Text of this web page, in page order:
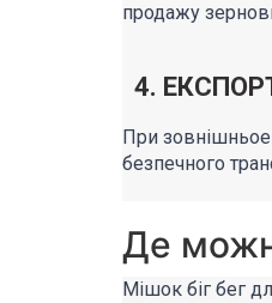
продажу
4.
При
безпечного
Де
Мішок біг бег